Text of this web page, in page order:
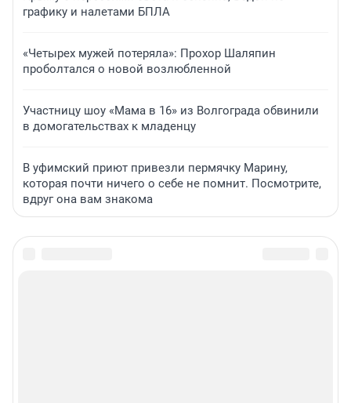
графику и налетами БПЛА
«Четырех мужей потеряла»: Прохор Шаляпин
проболтался о новой возлюбленной
Участницу шоу «Мама в 16» из Волгограда обвинили
в домогательствах к младенцу
В уфимский приют привезли пермячку Марину,
которая почти ничего о себе не помнит. Посмотрите,
вдруг она вам знакома